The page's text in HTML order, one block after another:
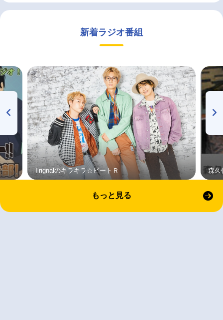
新着ラジオ番組
Trignalのキラキラ☆ビートＲ 森久
もっと見る